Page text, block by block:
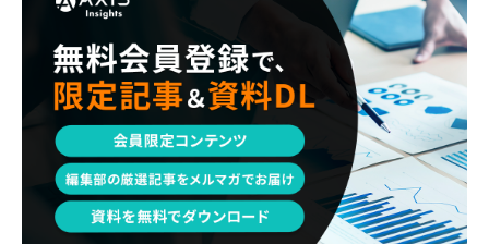
パートナー
コンサル現場論 経営企画・事業企画 メンタルケア
パラレルキャリア ワークライフバランス 移住・二拠点生活 AI活用
DX・テクノロジー リスキリング・資格 M&A・ファイナンス